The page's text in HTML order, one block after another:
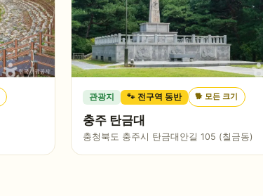
관광지 🐾 전구역 동반 🐕 모든 크기
충주 탄금대
충청북도 충주시 탄금대안길 105 (칠금동)